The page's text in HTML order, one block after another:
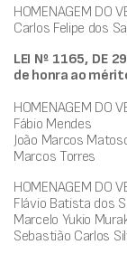
HOMENAGEM DO
Carlos Felipe dos
LEI Nº 1165, DE
de honra ao
HOMENAGEM DO
Fábio Mendes
João Marcos
Marcos Torres
HOMENAGEM DO
Flávio Batista dos
Marcelo Yukio
Sebastião Carlos